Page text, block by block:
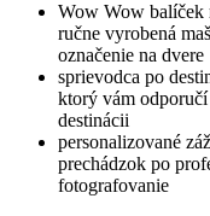
Wow Wow balíček
ručne vyrobená
označenie na dvere
sprievodca po
ktorý vám
destinácii
personalizované
prechádzok po
fotografovanie